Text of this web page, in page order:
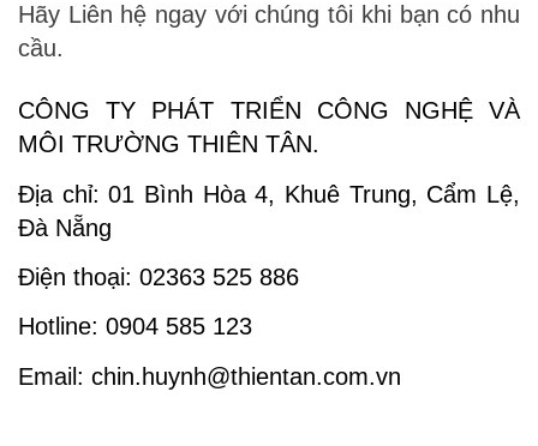
Hãy Liên hệ ngay với chúng tôi khi bạn có nhu
cầu.
CÔNG TY PHÁT TRIỂN CÔNG NGHỆ VÀ
MÔI TRƯỜNG THIÊN TÂN.
Địa chỉ: 01 Bình Hòa 4, Khuê Trung, Cẩm Lệ,
Đà Nẵng
Điện thoại: 02363 525 886
Hotline: 0904 585 123
Email: chin.huynh@thientan.com.vn